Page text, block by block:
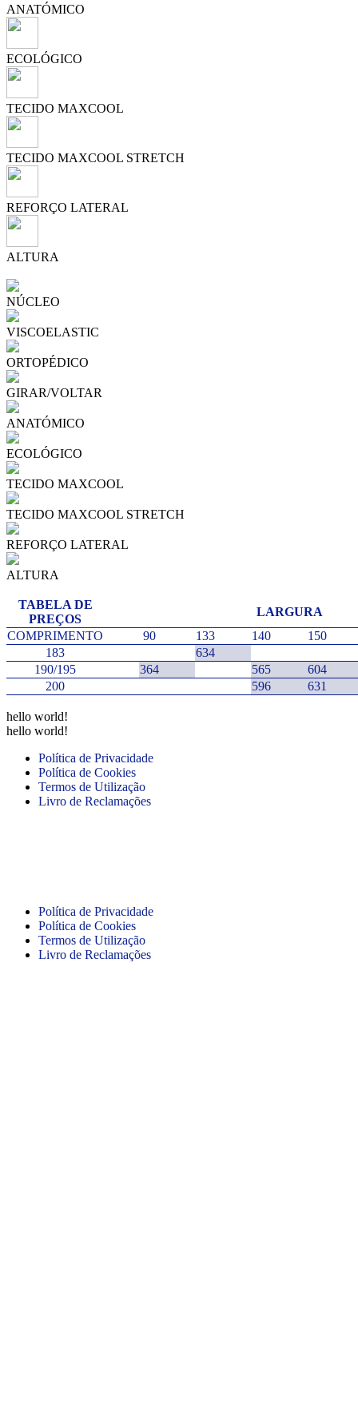
ANATÓMICO
ECOLÓGICO
TECIDO MAXCOOL
TECIDO MAXCOOL STRETCH
REFORÇO LATERAL
ALTURA
NÚCLEO
VISCOELASTIC
ORTOPÉDICO
GIRAR/VOLTAR
ANATÓMICO
ECOLÓGICO
TECIDO MAXCOOL
TECIDO MAXCOOL STRETCH
REFORÇO LATERAL
ALTURA
TABELA DE
PREÇOS
LARGURA
COMPRIMENTO
90 133 140
150
183
634
190/195
364 565
604
200
596 631
hello world!
hello world!
Política de Privacidade
Política de Cookies
Termos de Utilização
Livro de Reclamações
Política de Privacidade
Política de Cookies
Termos de Utilização
Livro de Reclamações